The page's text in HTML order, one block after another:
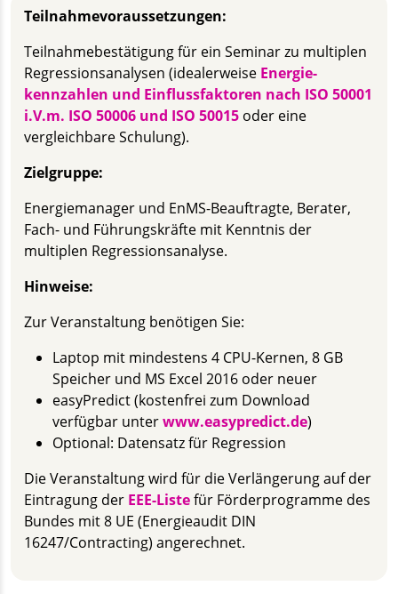
Teilnahmevoraussetzungen:
Teilnahme­bestätigung für ein Seminar zu multiplen
Regressions­analysen (idealerweise Energie­
kennzahlen und Einfluss­faktoren nach ISO 50001
i.V.m. ISO 50006 und ISO 50015 oder eine
vergleichbare Schulung).
Zielgruppe:
Energie­manager und EnMS-Beauftragte, Berater,
Fach- und Führungs­kräfte mit Kenntnis der
multiplen Regressions­analyse.
Hinweise:
Zur Veranstaltung benötigen Sie:
Laptop mit mindestens 4 CPU-Kernen, 8 GB
Speicher und MS Excel 2016 oder neuer
easyPredict (kostenfrei zum Download
verfügbar unterwww.easypredict.de)
Optional: Datensatz für Regression
Die Veranstaltung wird für die Verlängerung auf der
Eintragung der EEE-Listefür Förderprogramme des
Bundes mit 8 UE (Energieaudit DIN
16247/Contracting) angerechnet.